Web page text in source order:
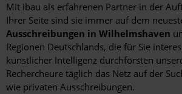
Mit ibau als erfahrenen Partner in der
Ihrer Seite sind sie immer auf dem
Ausschreibungen in Wilhelmshaven
Regionen Deutschlands, die für Sie
künstlicher Intelligenz durchforsten
Rechercheure täglich das Netz auf der
wie privaten Ausschreibungen.